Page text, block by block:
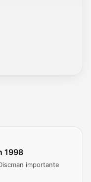
1998
importante